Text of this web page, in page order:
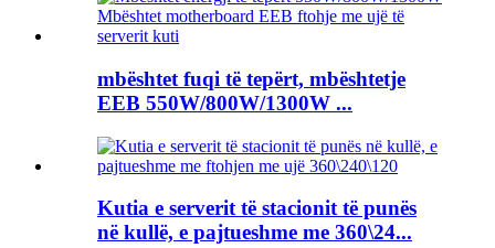
mbështet fuqi të tepërt, mbështetje
EEB 550W/800W/1300W ...
Kutia e serverit të stacionit të punës
në kullë, e pajtueshme me 360\24...